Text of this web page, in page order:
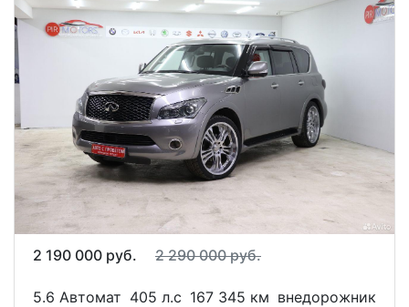
2 190 000 руб. 2 290 000 руб.
5.6 Автомат 405 л.с 167 345 км внедорожник